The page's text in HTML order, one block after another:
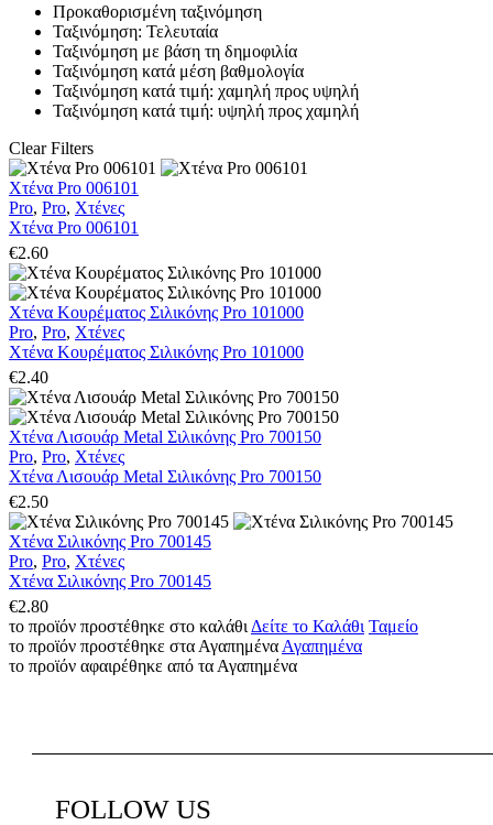
Προκαθορισμένη ταξινόμηση
Ταξινόμηση: Τελευταία
Ταξινόμηση με βάση τη δημοφιλία
Ταξινόμηση κατά μέση βαθμολογία
Ταξινόμηση κατά τιμή: χαμηλή προς υψηλή
Ταξινόμηση κατά τιμή: υψηλή προς χαμηλή
Clear Filters
Χτένα Pro 006101
Pro, Pro, Χτένες
Χτένα Pro 006101
€2.60
Χτένα Κουρέματος Σιλικόνης Pro 101000
Pro, Pro, Χτένες
Χτένα Κουρέματος Σιλικόνης Pro 101000
€2.40
Χτένα Λισουάρ Metal Σιλικόνης Pro 700150
Pro, Pro, Χτένες
Χτένα Λισουάρ Metal Σιλικόνης Pro 700150
€2.50
Χτένα Σιλικόνης Pro 700145
Pro, Pro, Χτένες
Χτένα Σιλικόνης Pro 700145
€2.80
το προϊόν προστέθηκε στο καλάθι Δείτε το Καλάθι Ταμείο
το προϊόν προστέθηκε στα Αγαπημένα Αγαπημένα
το προϊόν αφαιρέθηκε από τα Αγαπημένα
FOLLOW US